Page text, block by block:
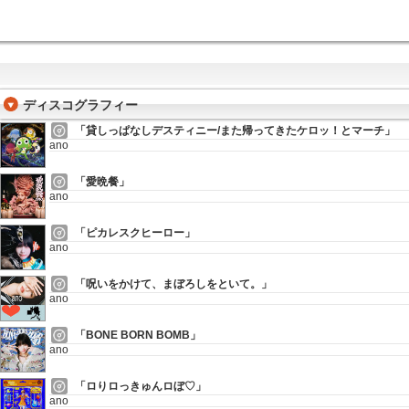
ディスコグラフィー
「貸しっぱなしデスティニー/また帰ってきたケロッ！とマーチ」
ano
「愛晩餐」
ano
「ピカレスクヒーロー」
ano
「呪いをかけて、まぼろしをといて。」
ano
「BONE BORN BOMB」
ano
「ロりロっきゅんロぼ♡」
ano